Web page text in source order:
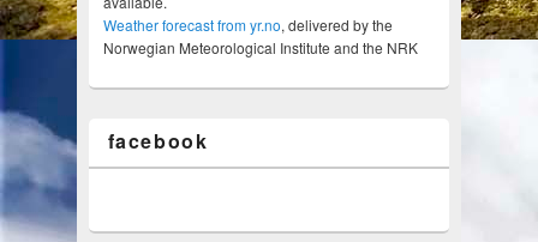
Weather forecast from yr.no, delivered by the
Norwegian Meteorological Institute and the NRK
facebook